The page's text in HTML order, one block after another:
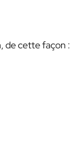
de cette façon :